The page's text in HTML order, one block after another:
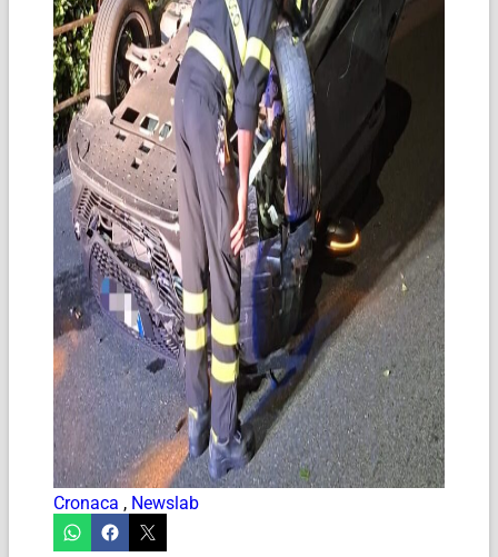
Cronaca , Newslab